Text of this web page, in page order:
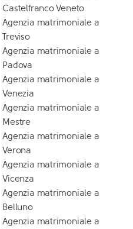
Castelfranco Veneto
Agenzia matrimoniale a
Treviso
Agenzia matrimoniale a
Padova
Agenzia matrimoniale a
Venezia
Agenzia matrimoniale a
Mestre
Agenzia matrimoniale a
Verona
Agenzia matrimoniale a
Vicenza
Agenzia matrimoniale a
Belluno
Agenzia matrimoniale a